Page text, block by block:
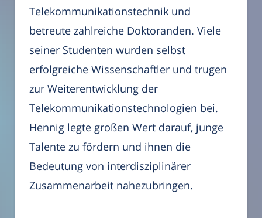
Telekommunikationstechnik und
betreute zahlreiche Doktoranden. Viele
seiner Studenten wurden selbst
erfolgreiche Wissenschaftler und trugen
zur Weiterentwicklung der
Telekommunikationstechnologien bei.
Hennig legte großen Wert darauf, junge
Talente zu fördern und ihnen die
Bedeutung von interdisziplinärer
Zusammenarbeit nahezubringen.